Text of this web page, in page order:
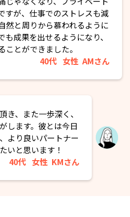
すが、仕事でのストレスも減
然と周りから慕われるように
も成果を出せるようになり、
ことができました。
40代 女性 AMさん
き、また一歩深く、
します。彼とは今日
より良いパートナー
いと思います！
40代 女性 KMさん